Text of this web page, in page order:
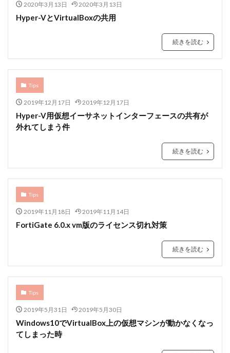
2020年3月13日 2020年3月13日
Hyper-VとVirtualBoxの共用
続きを読む
Tips
2019年12月17日 2019年12月17日
Hyper-V用仮想イーサネットインターフェースの共有が
外れてしまう件
続きを読む
Tips
2019年11月18日 2019年11月14日
FortiGate 6.0.x vm版のライセンス切れ対策
続きを読む
Tips
2019年5月31日 2019年5月30日
Windows10でVirtualBox上の仮想マシンが動かなくなっ
てしまった時